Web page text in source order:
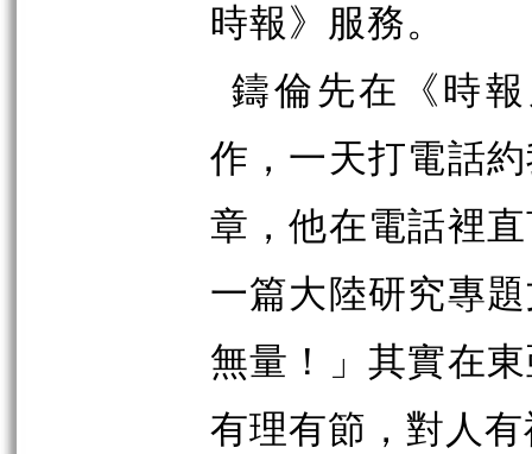
時報》服務。
鑄倫先在《時
作，一天打電話
章，他在電話裡
一篇大陸研究專
無量！」其實在
有理有節，對人